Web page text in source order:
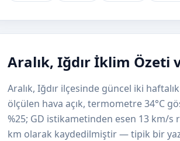
Aralık, Iğdır İklim Özeti
Aralık, Iğdır ilçesinde güncel iki
ölçülen hava açık, termometre 34°C
%25; GD istikametinden esen 13 km/
km olarak kaydedilmiştir — tipik bir